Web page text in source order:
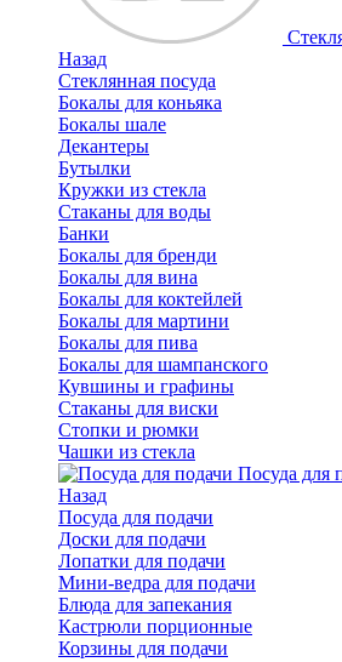
Назад
Стеклянная посуда
Бокалы для коньяка
Бокалы шале
Декантеры
Бутылки
Кружки из стекла
Стаканы для воды
Банки
Бокалы для бренди
Бокалы для вина
Бокалы для коктейлей
Бокалы для мартини
Бокалы для пива
Бокалы для шампанского
Кувшины и графины
Стаканы для виски
Стопки и рюмки
Чашки из стекла
Посуда для
Назад
Посуда для подачи
Доски для подачи
Лопатки для подачи
Мини-ведра для подачи
Блюда для запекания
Кастрюли порционные
Корзины для подачи